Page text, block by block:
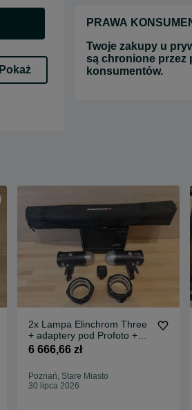
Pokaż
PRAWA
Twoje zakupy u
są chronione przez
konsumentów.
2x Lampa Elinchrom Three
+ adaptery pod Profoto +
EL-Skyport (ELSP-HS pod
Sony) + statywy + case
6 666,66 zł
Poznań, Stare Miasto
30 lipca 2026